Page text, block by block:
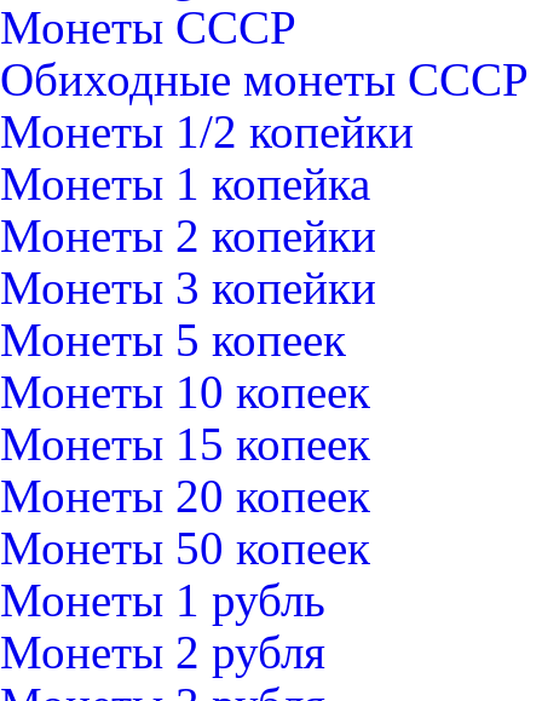
Монеты СССР
Обиходные монеты СССР
Монеты 1/2 копейки
Монеты 1 копейка
Монеты 2 копейки
Монеты 3 копейки
Монеты 5 копеек
Монеты 10 копеек
Монеты 15 копеек
Монеты 20 копеек
Монеты 50 копеек
Монеты 1 рубль
Монеты 2 рубля